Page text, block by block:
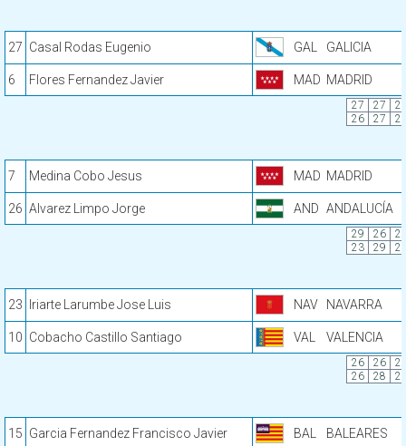
27 Casal Rodas Eugenio GAL GALICIA
6 Flores Fernandez Javier MAD MADRID
27 27
26
27
7 Medina Cobo Jesus MAD MADRID
26 Alvarez Limpo Jorge AND ANDALUCÍA
29 26
23
29
23 Iriarte Larumbe Jose Luis NAV NAVARRA
10 Cobacho Castillo Santiago VAL VALENCIA
26 26
26
28
15 Garcia Fernandez Francisco Javier BAL BALEARES